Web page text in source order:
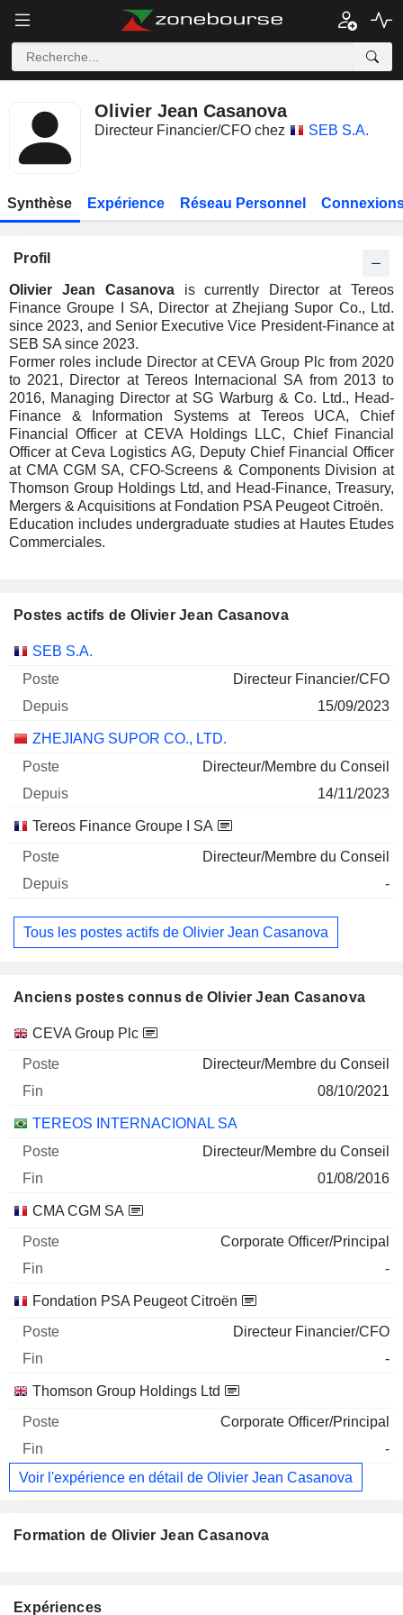
Olivier Jean Casanova
Directeur Financier/CFO chez SEB S.A.
Synthèse Expérience Réseau Personnel
Profil
Olivier Jean Casanovais currently Director at Tereos
Finance Groupe I SA, Director at Zhejiang Supor Co., Ltd.
since 2023, and Senior Executive Vice President-Finance at
SEB SA since 2023.
Former roles include Director at CEVA Group Plc from 2020
to 2021, Director at Tereos Internacional SA from 2013 to
2016, Managing Director at SG Warburg & Co. Ltd., Head-
Finance & Information Systems at Tereos UCA, Chief
Financial Officer at CEVA Holdings LLC, Chief Financial
Officer at Ceva Logistics AG, Deputy Chief Financial Officer
at CMA CGM SA, CFO-Screens & Components Division at
Thomson Group Holdings Ltd, and Head-Finance, Treasury,
Mergers & Acquisitions at Fondation PSA Peugeot Citroën.
Education includes undergraduate studies at Hautes Etudes
Commerciales.
Postes actifs de Olivier Jean Casanova
Sociétés Poste
SEB S.A.
Directeur Financier/CFO
15/09/2023
ZHEJIANG SUPOR CO., LTD.
Directeur/Membre du Conseil
14/11/2023
Tereos Finance Groupe I SA
Directeur/Membre du Conseil
-
Tous les postes actifs de Olivier Jean Casanova
Anciens postes connus de Olivier Jean Casanova
Sociétés Poste Fin
CEVA Group Plc
Directeur/Membre du Conseil
08/10/2021
TEREOS INTERNACIONAL SA
Directeur/Membre du Conseil
01/08/2016
CMA CGM SA
Corporate Officer/Principal
-
Fondation PSA Peugeot Citroën
Directeur Financier/CFO
-
Thomson Group Holdings Ltd
Corporate Officer/Principal
-
Voir l'expérience en détail de Olivier Jean Casanova
Formation de Olivier Jean Casanova
Expériences